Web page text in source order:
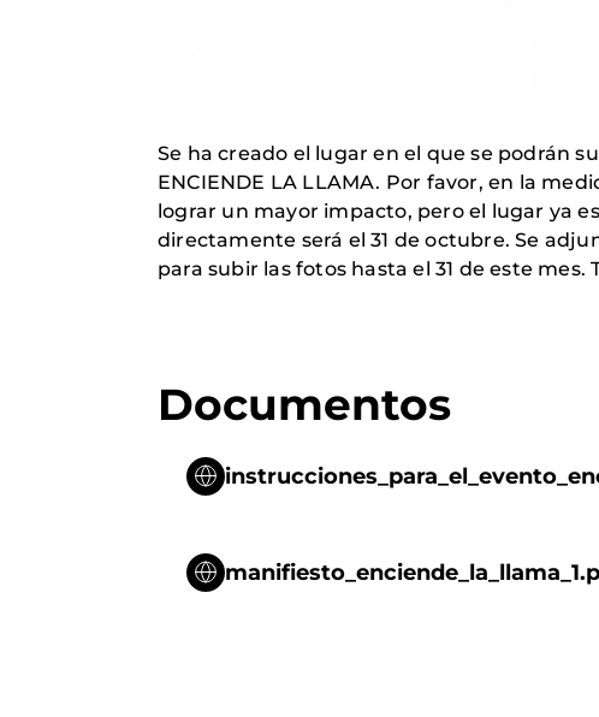
Se ha creado el lugar en el que se podrán
ENCIENDE LA LLAMA. Por favor, en la
lograr un mayor impacto, pero el lugar ya
directamente será el 31 de octubre. Se
para subir las fotos hasta el 31 de este
Documentos